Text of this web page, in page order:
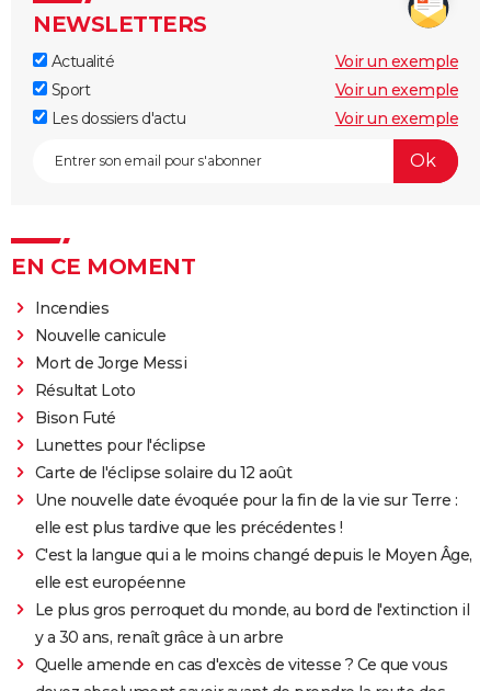
NEWSLETTERS
Actualité
Voir un exemple
Sport
Voir un exemple
Les dossiers d'actu
Voir un exemple
EN CE MOMENT
Incendies
Nouvelle canicule
Mort de Jorge Messi
Résultat Loto
Bison Futé
Lunettes pour l'éclipse
Carte de l'éclipse solaire du 12 août
Une nouvelle date évoquée pour la fin de la vie sur Terre :
elle est plus tardive que les précédentes !
C'est la langue qui a le moins changé depuis le Moyen Âge,
elle est européenne
Le plus gros perroquet du monde, au bord de l'extinction il
y a 30 ans, renaît grâce à un arbre
Quelle amende en cas d'excès de vitesse ? Ce que vous